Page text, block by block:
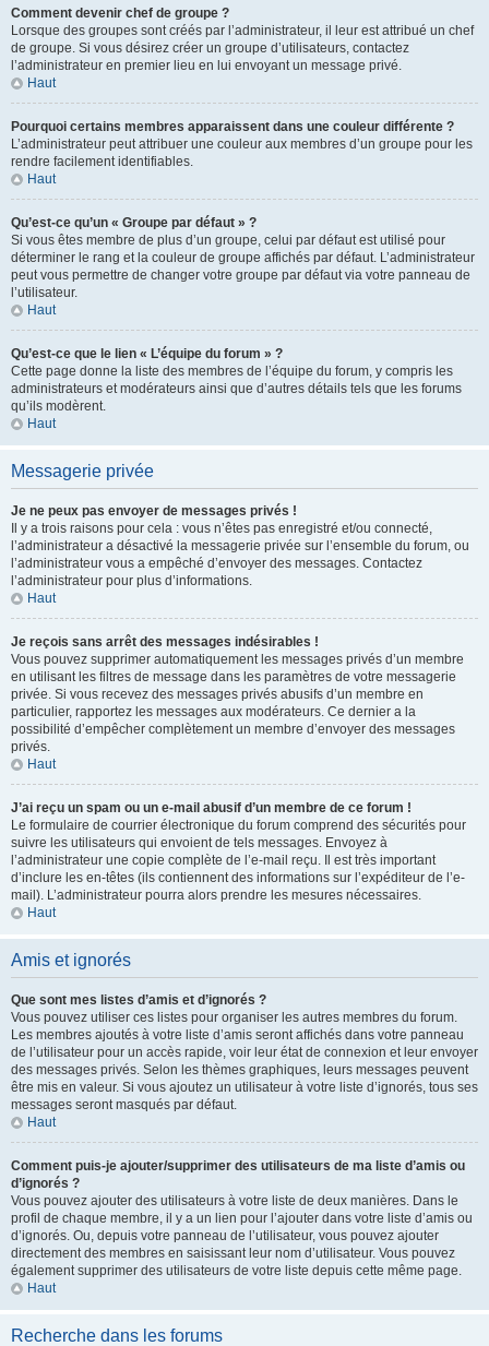
Comment devenir chef de groupe ?
Lorsque des groupes sont créés par l’administrateur, il leur est attribué un chef
de groupe. Si vous désirez créer un groupe d’utilisateurs, contactez
l’administrateur en premier lieu en lui envoyant un message privé.
Haut
Pourquoi certains membres apparaissent dans une couleur différente ?
L’administrateur peut attribuer une couleur aux membres d’un groupe pour les
rendre facilement identifiables.
Haut
Qu’est-ce qu’un « Groupe par défaut » ?
Si vous êtes membre de plus d’un groupe, celui par défaut est utilisé pour
déterminer le rang et la couleur de groupe affichés par défaut. L’administrateur
peut vous permettre de changer votre groupe par défaut via votre panneau de
l’utilisateur.
Haut
Qu’est-ce que le lien « L’équipe du forum » ?
Cette page donne la liste des membres de l’équipe du forum, y compris les
administrateurs et modérateurs ainsi que d’autres détails tels que les forums
qu’ils modèrent.
Haut
Messagerie privée
Je ne peux pas envoyer de messages privés !
Il y a trois raisons pour cela : vous n’êtes pas enregistré et/ou connecté,
l’administrateur a désactivé la messagerie privée sur l’ensemble du forum, ou
l’administrateur vous a empêché d’envoyer des messages. Contactez
l’administrateur pour plus d’informations.
Haut
Je reçois sans arrêt des messages indésirables !
Vous pouvez supprimer automatiquement les messages privés d’un membre
en utilisant les filtres de message dans les paramètres de votre messagerie
privée. Si vous recevez des messages privés abusifs d’un membre en
particulier, rapportez les messages aux modérateurs. Ce dernier a la
possibilité d’empêcher complètement un membre d’envoyer des messages
privés.
Haut
J’ai reçu un spam ou un e-mail abusif d’un membre de ce forum !
Le formulaire de courrier électronique du forum comprend des sécurités pour
suivre les utilisateurs qui envoient de tels messages. Envoyez à
l’administrateur une copie complète de l’e-mail reçu. Il est très important
d’inclure les en-têtes (ils contiennent des informations sur l’expéditeur de l’e-
mail). L’administrateur pourra alors prendre les mesures nécessaires.
Haut
Amis et ignorés
Que sont mes listes d’amis et d’ignorés ?
Vous pouvez utiliser ces listes pour organiser les autres membres du forum.
Les membres ajoutés à votre liste d’amis seront affichés dans votre panneau
de l’utilisateur pour un accès rapide, voir leur état de connexion et leur envoyer
des messages privés. Selon les thèmes graphiques, leurs messages peuvent
être mis en valeur. Si vous ajoutez un utilisateur à votre liste d’ignorés, tous ses
messages seront masqués par défaut.
Haut
Comment puis-je ajouter/supprimer des utilisateurs de ma liste d’amis ou
d’ignorés ?
Vous pouvez ajouter des utilisateurs à votre liste de deux manières. Dans le
profil de chaque membre, il y a un lien pour l’ajouter dans votre liste d’amis ou
d’ignorés. Ou, depuis votre panneau de l’utilisateur, vous pouvez ajouter
directement des membres en saisissant leur nom d’utilisateur. Vous pouvez
également supprimer des utilisateurs de votre liste depuis cette même page.
Haut
Recherche dans les forums